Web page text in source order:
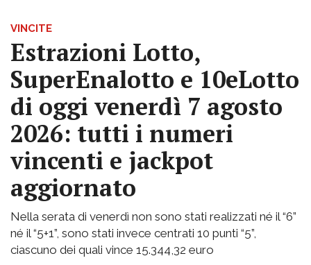
VINCITE
Estrazioni Lotto,
SuperEnalotto e 10eLotto
di oggi venerdì 7 agosto
2026: tutti i numeri
vincenti e jackpot
aggiornato
Nella serata di venerdì non sono stati realizzati né il “6”
né il “5+1”, sono stati invece centrati 10 punti “5”,
ciascuno dei quali vince 15.344,32 euro